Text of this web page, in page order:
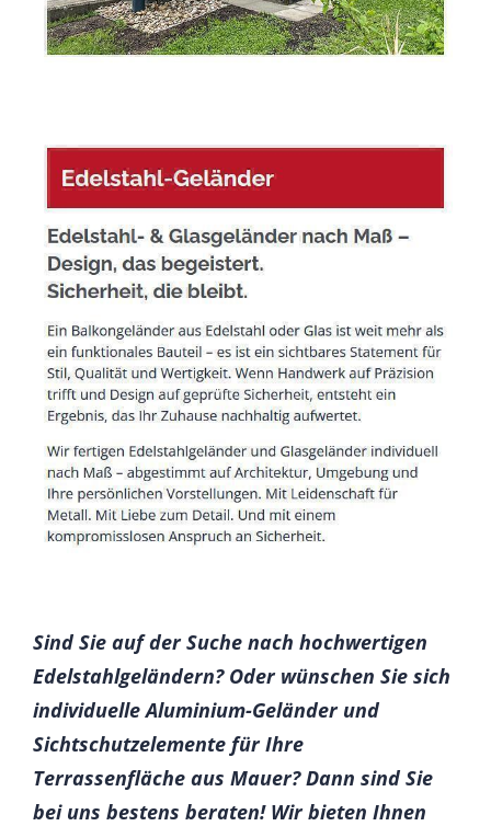
Sind Sie auf der Suche nach hochwertigen
Edelstahlgeländern? Oder wünschen Sie sich
individuelle Aluminium-Geländer und
Sichtschutzelemente für Ihre
Terrassenfläche aus Mauer? Dann sind Sie
bei uns bestens beraten! Wir bieten Ihnen